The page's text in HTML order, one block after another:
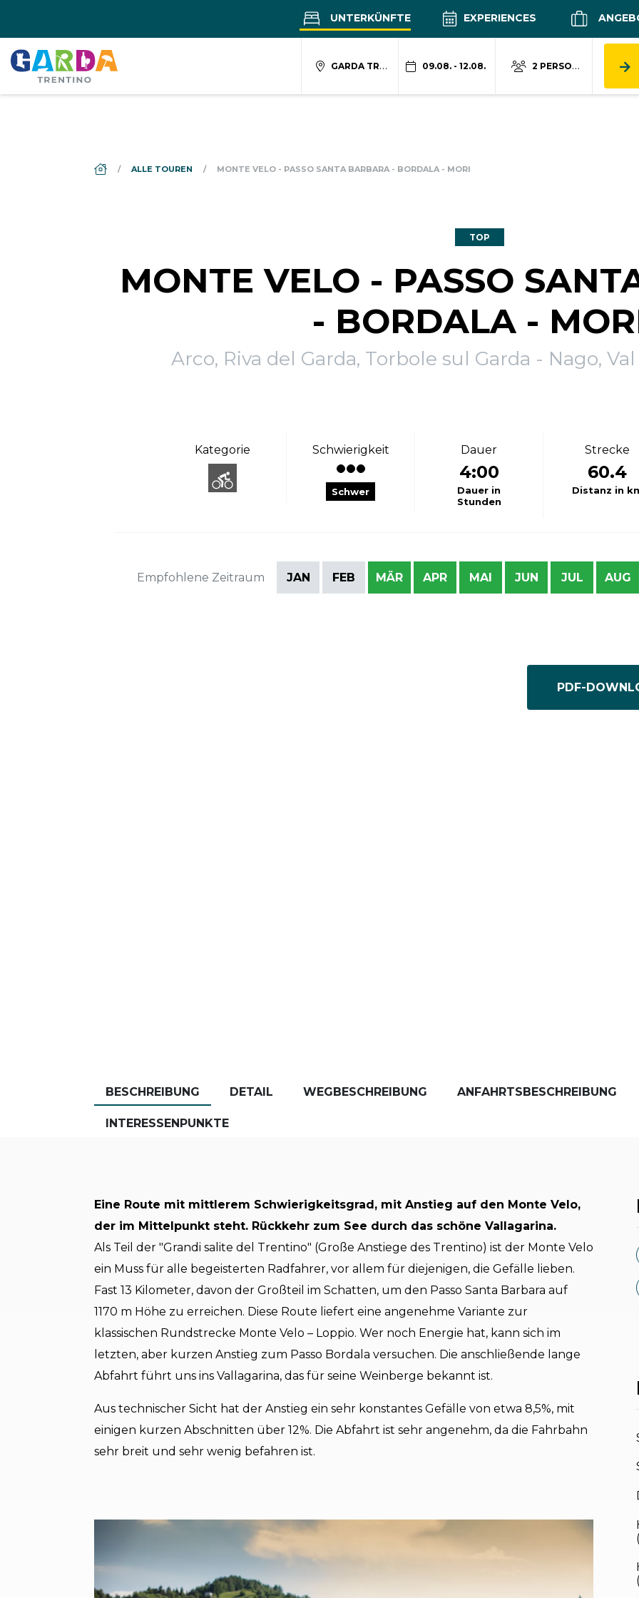
UNTERKÜNFTE EXPERIENCES
GARDA TRENTINO 09.08. - 12.08. 2 PERSONEN
DS_BREADCRUMB.HOME
ALLE TOUREN MONTE VELO - PASSO SANTA BARBARA - BORDALA - MORI
TOP
MONTE VELO - PASSO
- BORDALA -
Arco, Riva del Garda, Torbole sul Garda - Nago,
Kategorie Schwierigkeit
Schwer
Dauer
4:00
Dauer in
Stunden
Strecke
60.4
Distanz in
Empfohlene Zeitraum JAN FEB MÄR APR MAI JUN JUL AUG
PDF-
BESCHREIBUNG DETAIL WEGBESCHREIBUNG ANFAHRTSBESCHREIBUNG
INTERESSENPUNKTE
Eine Route mit mittlerem Schwierigkeitsgrad, mit Anstieg auf den Monte Velo,
der im Mittelpunkt steht. Rückkehr zum See durch das schöne Vallagarina.
Als Teil der "Grandi salite del Trentino" (Große Anstiege des Trentino) ist der Monte Velo
ein Muss für alle begeisterten Radfahrer, vor allem für diejenigen, die Gefälle lieben.
Fast 13 Kilometer, davon der Großteil im Schatten, um den Passo Santa Barbara auf
1170 m Höhe zu erreichen. Diese Route liefert eine angenehme Variante zur
klassischen Rundstrecke Monte Velo – Loppio. Wer noch Energie hat, kann sich im
letzten, aber kurzen Anstieg zum Passo Bordala versuchen. Die anschließende lange
Abfahrt führt uns ins Vallagarina, das für seine Weinberge bekannt ist.
Aus technischer Sicht hat der Anstieg ein sehr konstantes Gefälle von etwa 8,5%, mit
einigen kurzen Abschnitten über 12%. Die Abfahrt ist sehr angenehm, da die Fahrbahn
sehr breit und sehr wenig befahren ist.